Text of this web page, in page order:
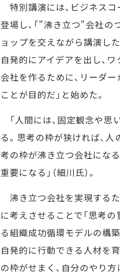
特別講演には、ビジネス
登場し、「"沸き立つ"会社の
ョップを交えながら講演し
自発的にアイデアを出し、
会社を作るために、リーダ
ことが目的だ」と始めた。
「人間には、固定観念や
る。思考の枠が狭ければ、
考の枠が沸き立つ会社にな
重要になる」（細川氏）。
沸き立つ会社を実現するた
に考えさせることで「思考の
る組織成功循環モデルの構
自発的に行動できる人材を
の枠がせまく、自分のやり